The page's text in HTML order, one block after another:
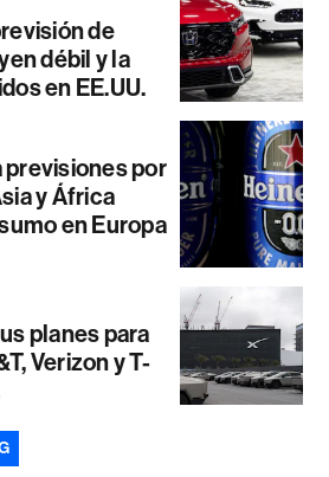
de
débil y la
en EE.UU.
previsiones por
y África
en Europa
planes para
Verizon y T-